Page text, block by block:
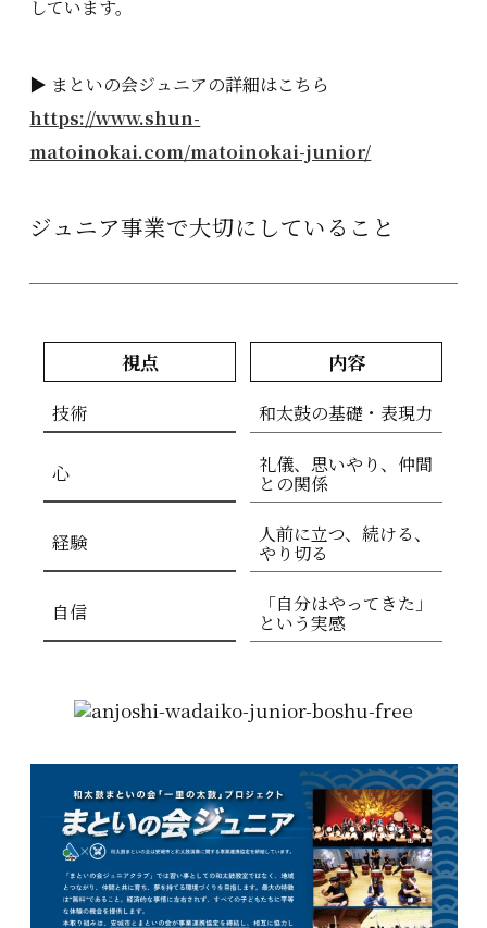
しています。
▶ まといの会ジュニアの詳細はこちら
https://www.shun-
matoinokai.com/matoinokai-junior/
ジュニア事業で大切にしていること
視点 内容
技術 和太鼓の基礎・表現力
心 礼儀、思いやり、仲間
との関係
経験 人前に立つ、続ける、
やり切る
自信 「自分はやってきた」
という実感